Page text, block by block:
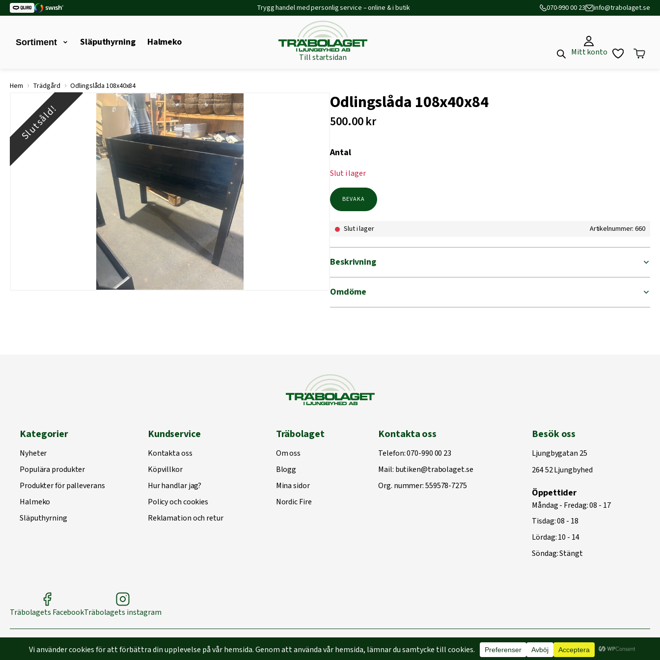
Trygg handel med personlig service – online & i butik 070-990 00 23 info@trabolaget.se
Sortiment Släputhyrning Halmeko
Till startsidan
Mitt konto
Hem › Trädgård › Odlingslåda 108x40x84
Slutsåld! Odlingslåda 108x40x84
500.00kr
Antal
Slut i lager
BEVAKA
Slut i lager Artikelnummer: 660
Beskrivning
Omdöme
Kategorier
Nyheter
Populära produkter
Produkter för palleverans
Halmeko
Släputhyrning
Kundservice
Kontakta oss
Köpvillkor
Hur handlar jag?
Policy och cookies
Reklamation och retur
Träbolaget
Om oss
Blogg
Mina sidor
Nordic Fire
Kontakta oss
Telefon:070-990 00 23
Mail: butiken@trabolaget.se
Org. nummer: 559578-7275
Besök oss
Ljungbygatan 25
264 52 Ljungbyhed
Öppettider
Måndag - Fredag: 08 - 17
Tisdag: 08 - 18
Lördag: 10 - 14
Söndag: Stängt
Träbolagets FacebookTräbolagets instagram
Byggd med♥avCapace Media | Webbyrå Malmö